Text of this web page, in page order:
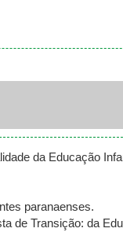
da Educação
paranaenses.
de Transição: da